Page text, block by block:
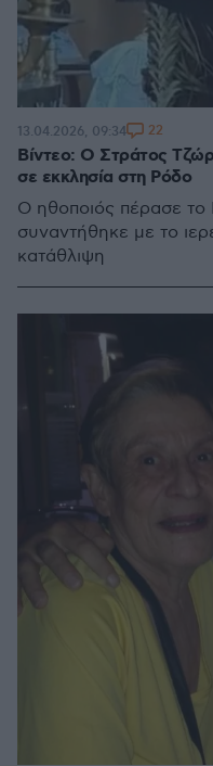
Βίντεο: Ο Στράτος
σε εκκλησία στη Ρόδο
Ο ηθοποιός πέρασε το
συναντήθηκε με το
κατάθλιψη
13.04.2026, 09:34 22